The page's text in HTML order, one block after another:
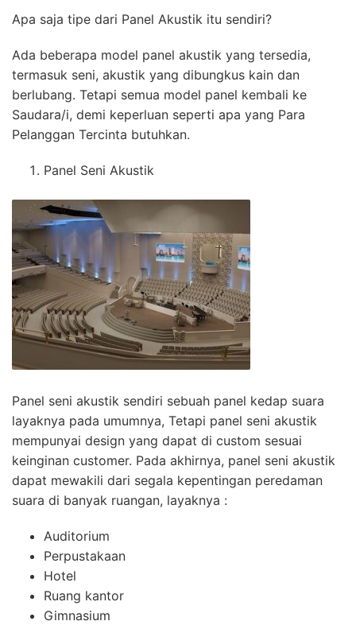
Apa saja tipe dari Panel Akustik itu sendiri?
Ada beberapa model panel akustik yang tersedia,
termasuk seni, akustik yang dibungkus kain dan
berlubang. Tetapi semua model panel kembali ke
Saudara/i, demi keperluan seperti apa yang Para
Pelanggan Tercinta butuhkan.
Panel Seni Akustik
Panel seni akustik sendiri sebuah panel kedap suara
layaknya pada umumnya, Tetapi panel seni akustik
mempunyai design yang dapat di custom sesuai
keinginan customer. Pada akhirnya, panel seni akustik
dapat mewakili dari segala kepentingan peredaman
suara di banyak ruangan, layaknya :
Auditorium
Perpustakaan
Hotel
Ruang kantor
Gimnasium